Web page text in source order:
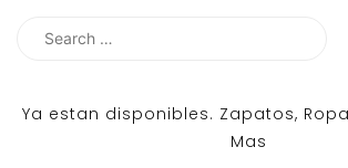
Search
Ya estan disponibles. Zapatos,
Mas